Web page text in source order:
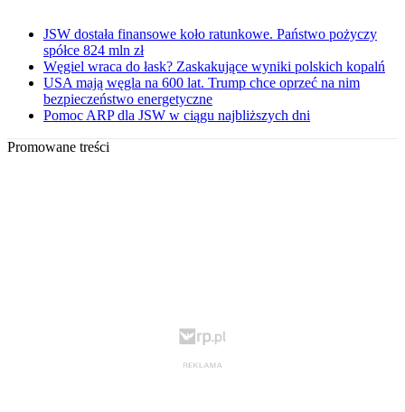
JSW dostała finansowe koło ratunkowe. Państwo pożyczy
spółce 824 mln zł
Węgiel wraca do łask? Zaskakujące wyniki polskich kopalń
USA mają węgla na 600 lat. Trump chce oprzeć na nim
bezpieczeństwo energetyczne
Pomoc ARP dla JSW w ciągu najbliższych dni
Promowane treści